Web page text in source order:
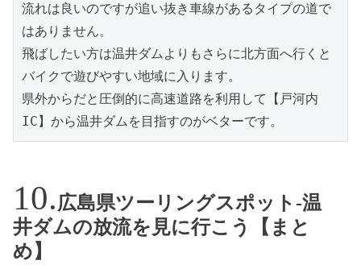
流れは良いのですが追い抜き車線があるタイプの道で
はありません。
飛ばしたい方は温井ダムよりもさらに北方面へ行くと
バイクで遊びやすい地域に入ります。
県外からだと圧倒的に高速道路を利用して【戸河内
IC】から温井ダムを目指すのがベターです。
広島県ツーリングスポット-温
井ダムの放流を見に行こう【まと
め】